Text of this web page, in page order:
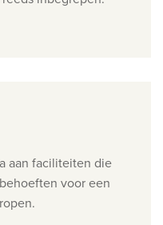
aan faciliteiten die
voor een